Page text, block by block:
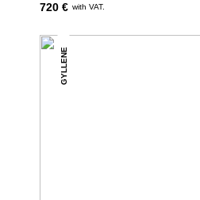
720 € with VAT.
GYLLENE